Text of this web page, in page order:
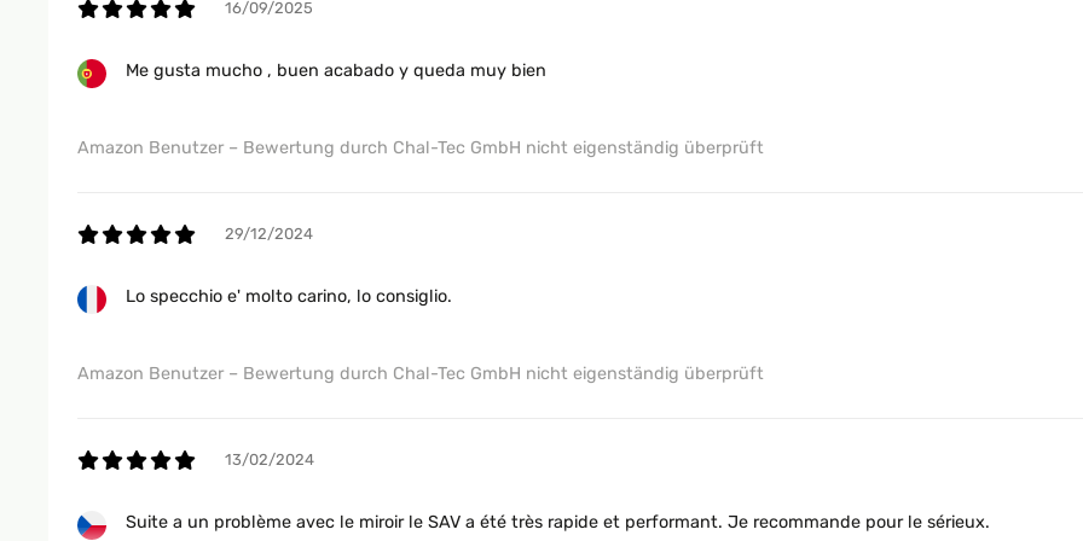
14/12/2023
16/09/2025
Me gusta mucho , buen acabado y queda muy bien
Amazon Benutzer – Bewertung durch Chal-Tec GmbH nicht eigenständig überprüft
29/12/2024
Lo specchio e' molto carino, lo consiglio.
Amazon Benutzer – Bewertung durch Chal-Tec GmbH nicht eigenständig überprüft
13/02/2024
Suite a un problème avec le miroir le SAV a été très rapide et performant. Je recommande pour le sérieux.